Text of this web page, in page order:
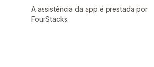
A assistência da app é prestada por
FourStacks.